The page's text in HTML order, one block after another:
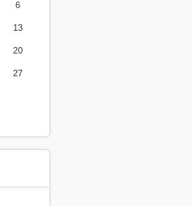
6
13
20
27